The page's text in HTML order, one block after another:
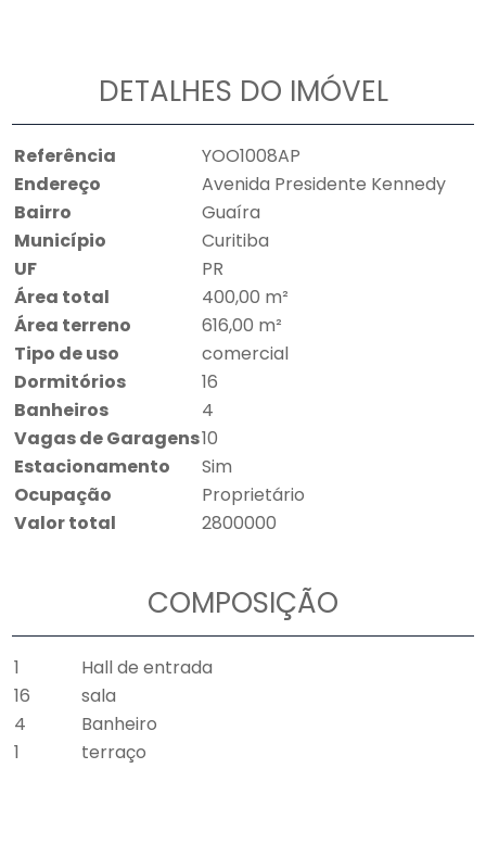
DETALHES DO IMÓVEL
Referência
YOO1008AP
Endereço
Avenida Presidente Kennedy
Bairro
Guaíra
Município
Curitiba
UF
PR
Área total
400,00 m²
Área terreno
616,00 m²
Tipo de uso
comercial
Dormitórios
16
Banheiros
4
Vagas de Garagens10
Estacionamento
Sim
Ocupação
Proprietário
Valor total
2800000
COMPOSIÇÃO
1
Hall de entrada
16
sala
4
Banheiro
1
terraço